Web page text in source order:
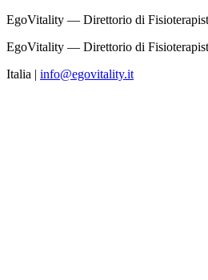
EgoVitality — Direttorio di
EgoVitality — Direttorio di
Italia | info@egovitality.it